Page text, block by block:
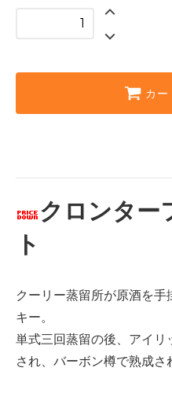
カー
クロンター
ト
クーリー蒸留所が原酒を
キー。
単式三回蒸留の後、アイ
され、バーボン樽で熟成さ